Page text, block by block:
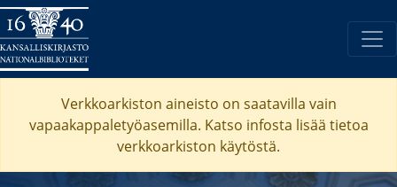
Verkkoarkiston aineisto on saatavilla vain
vapaakappaletyöasemilla. Katso infosta lisää tietoa
verkkoarkiston käytöstä.